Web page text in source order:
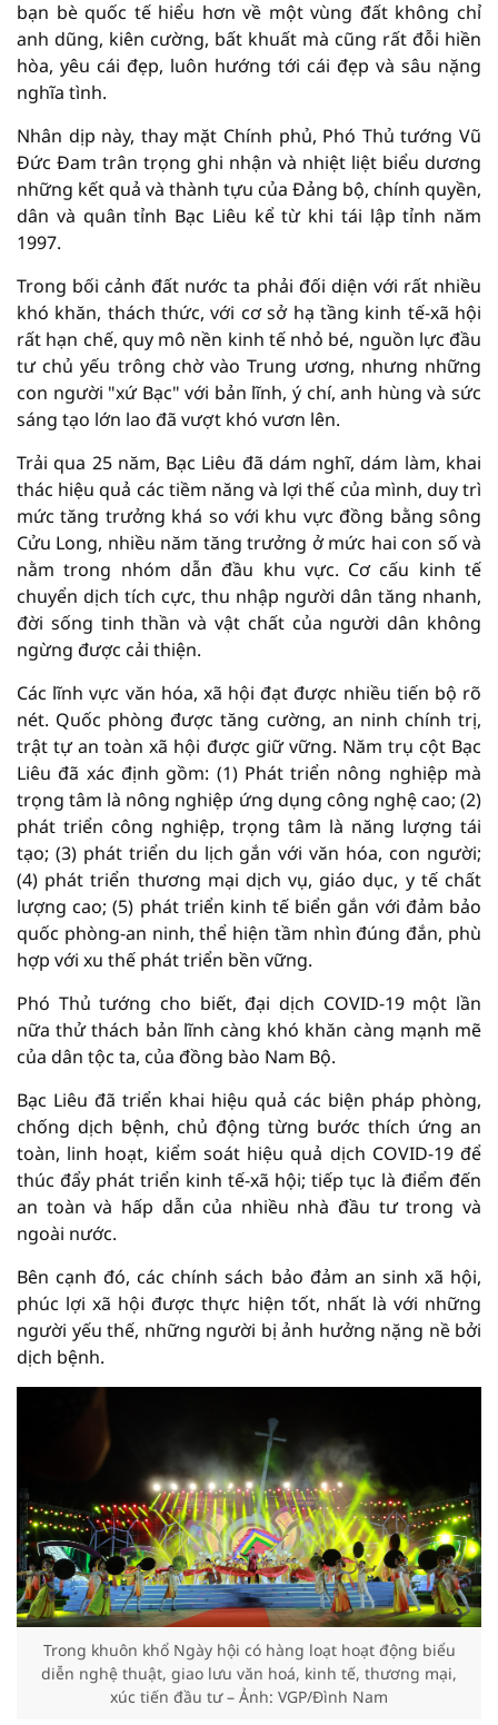
bạn bè quốc tế hiểu hơn về một vùng đất không chỉ
anh dũng, kiên cường, bất khuất mà cũng rất đỗi hiền
hòa, yêu cái đẹp, luôn hướng tới cái đẹp và sâu nặng
nghĩa tình.
Nhân dịp này, thay mặt Chính phủ, Phó Thủ tướng Vũ
Đức Đam trân trọng ghi nhận và nhiệt liệt biểu dương
những kết quả và thành tựu của Đảng bộ, chính quyền,
dân và quân tỉnh Bạc Liêu kể từ khi tái lập tỉnh năm
1997.
Trong bối cảnh đất nước ta phải đối diện với rất nhiều
khó khăn, thách thức, với cơ sở hạ tầng kinh tế-xã hội
rất hạn chế, quy mô nền kinh tế nhỏ bé, nguồn lực đầu
tư chủ yếu trông chờ vào Trung ương, nhưng những
con người "xứ Bạc" với bản lĩnh, ý chí, anh hùng và sức
sáng tạo lớn lao đã vượt khó vươn lên.
Trải qua 25 năm, Bạc Liêu đã dám nghĩ, dám làm, khai
thác hiệu quả các tiềm năng và lợi thế của mình, duy trì
mức tăng trưởng khá so với khu vực đồng bằng sông
Cửu Long, nhiều năm tăng trưởng ở mức hai con số và
nằm trong nhóm dẫn đầu khu vực. Cơ cấu kinh tế
chuyển dịch tích cực, thu nhập người dân tăng nhanh,
đời sống tinh thần và vật chất của người dân không
ngừng được cải thiện.
Các lĩnh vực văn hóa, xã hội đạt được nhiều tiến bộ rõ
nét. Quốc phòng được tăng cường, an ninh chính trị,
trật tự an toàn xã hội được giữ vững. Năm trụ cột Bạc
Liêu đã xác định gồm: (1) Phát triển nông nghiệp mà
trọng tâm là nông nghiệp ứng dụng công nghệ cao; (2)
phát triển công nghiệp, trọng tâm là năng lượng tái
tạo; (3) phát triển du lịch gắn với văn hóa, con người;
(4) phát triển thương mại dịch vụ, giáo dục, y tế chất
lượng cao; (5) phát triển kinh tế biển gắn với đảm bảo
quốc phòng-an ninh, thể hiện tầm nhìn đúng đắn, phù
hợp với xu thế phát triển bền vững.
Phó Thủ tướng cho biết, đại dịch COVID-19 một lần
nữa thử thách bản lĩnh càng khó khăn càng mạnh mẽ
của dân tộc ta, của đồng bào Nam Bộ.
Bạc Liêu đã triển khai hiệu quả các biện pháp phòng,
chống dịch bệnh, chủ động từng bước thích ứng an
toàn, linh hoạt, kiểm soát hiệu quả dịch COVID-19 để
thúc đẩy phát triển kinh tế-xã hội; tiếp tục là điểm đến
an toàn và hấp dẫn của nhiều nhà đầu tư trong và
ngoài nước.
Bên cạnh đó, các chính sách bảo đảm an sinh xã hội,
phúc lợi xã hội được thực hiện tốt, nhất là với những
người yếu thế, những người bị ảnh hưởng nặng nề bởi
dịch bệnh.
Trong khuôn khổ Ngày hội có hàng loạt hoạt động biểu
diễn nghệ thuật, giao lưu văn hoá, kinh tế, thương mại,
xúc tiến đầu tư – Ảnh: VGP/Đình Nam